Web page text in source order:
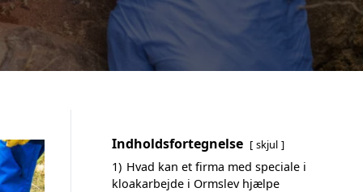
Indholdsfortegnelse skjul
1) Hvad kan et firma med speciale i
kloakarbejde i Ormslev hjælpe